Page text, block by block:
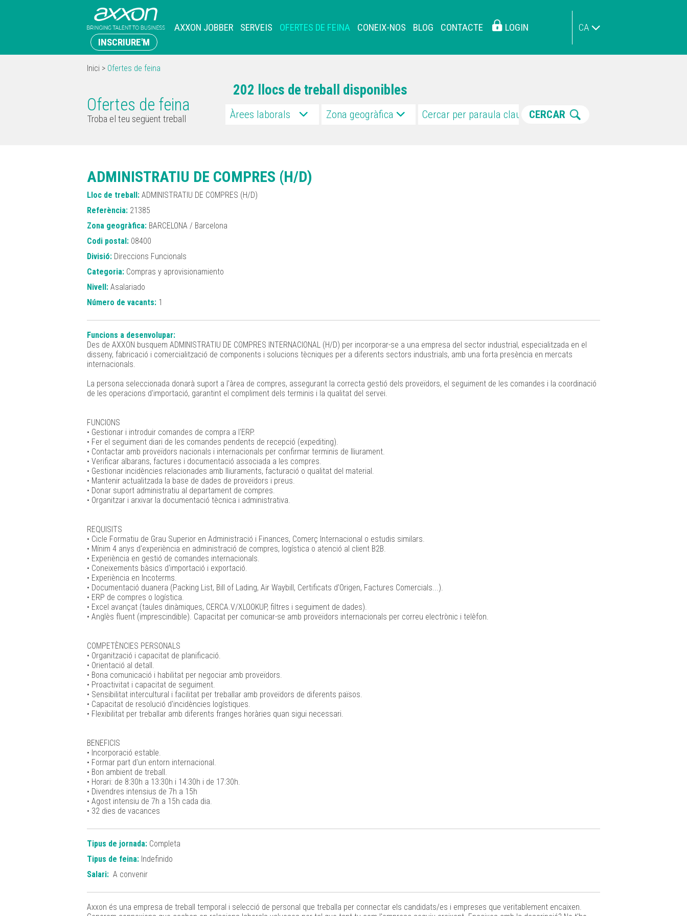
INSCRIURE'M
AXXON JOBBER SERVEIS OFERTES DE FEINA CONEIX-NOS BLOG CONTACTE LOGIN CA
Inici > Ofertes de feina
Ofertes de feina
Troba el teu següent treball
202 llocs de treball disponibles
Àrees laborals Zona geogràfica CERCAR
ADMINISTRATIU DE COMPRES (H/D)
Lloc de treball: ADMINISTRATIU DE COMPRES (H/D)
Referència: 21385
Zona geogràfica: BARCELONA / Barcelona
Codi postal: 08400
Divisió: Direccions Funcionals
Categoria: Compras y aprovisionamiento
Nivell: Asalariado
Número de vacants: 1
Funcions a desenvolupar:
Des de AXXON busquem ADMINISTRATIU DE COMPRES INTERNACIONAL (H/D) per incorporar-se a una empresa del sector industrial, especialitzada en el
disseny, fabricació i comercialització de components i solucions tècniques per a diferents sectors industrials, amb una forta presència en mercats
internacionals.
La persona seleccionada donarà suport a l'àrea de compres, assegurant la correcta gestió dels proveïdors, el seguiment de les comandes i la coordinació
de les operacions d'importació, garantint el compliment dels terminis i la qualitat del servei.
FUNCIONS
• Gestionar i introduir comandes de compra a l'ERP.
• Fer el seguiment diari de les comandes pendents de recepció (expediting).
• Contactar amb proveïdors nacionals i internacionals per confirmar terminis de lliurament.
• Verificar albarans, factures i documentació associada a les compres.
• Gestionar incidències relacionades amb lliuraments, facturació o qualitat del material.
• Mantenir actualitzada la base de dades de proveïdors i preus.
• Donar suport administratiu al departament de compres.
• Organitzar i arxivar la documentació tècnica i administrativa.
REQUISITS
• Cicle Formatiu de Grau Superior en Administració i Finances, Comerç Internacional o estudis similars.
• Mínim 4 anys d'experiència en administració de compres, logística o atenció al client B2B.
• Experiència en gestió de comandes internacionals.
• Coneixements bàsics d'importació i exportació.
• Experiència en Incoterms.
• Documentació duanera (Packing List, Bill of Lading, Air Waybill, Certificats d'Origen, Factures Comercials...).
• ERP de compres o logística.
• Excel avançat (taules dinàmiques, CERCA.V/XLOOKUP, filtres i seguiment de dades).
• Anglès fluent (imprescindible). Capacitat per comunicar-se amb proveïdors internacionals per correu electrònic i telèfon.
COMPETÈNCIES PERSONALS
• Organització i capacitat de planificació.
• Orientació al detall.
• Bona comunicació i habilitat per negociar amb proveïdors.
• Proactivitat i capacitat de seguiment.
• Sensibilitat intercultural i facilitat per treballar amb proveïdors de diferents països.
• Capacitat de resolució d'incidències logístiques.
• Flexibilitat per treballar amb diferents franges horàries quan sigui necessari.
BENEFICIS
• Incorporació estable.
• Formar part d'un entorn internacional.
• Bon ambient de treball.
• Horari: de 8:30h a 13:30h i 14:30h i de 17:30h.
• Divendres intensius de 7h a 15h
• Agost intensiu de 7h a 15h cada dia.
• 32 dies de vacances
Tipus de jornada: Completa
Tipus de feina: Indefinido
Salari: A convenir
Axxon és una empresa de treball temporal i selecció de personal que treballa per connectar els candidats/es i empreses que veritablement encaixen.